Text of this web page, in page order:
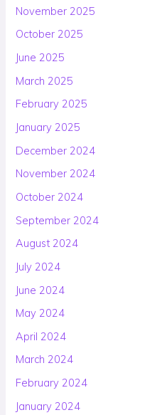
November 2025
October 2025
June 2025
March 2025
February 2025
January 2025
December 2024
November 2024
October 2024
September 2024
August 2024
July 2024
June 2024
May 2024
April 2024
March 2024
February 2024
January 2024